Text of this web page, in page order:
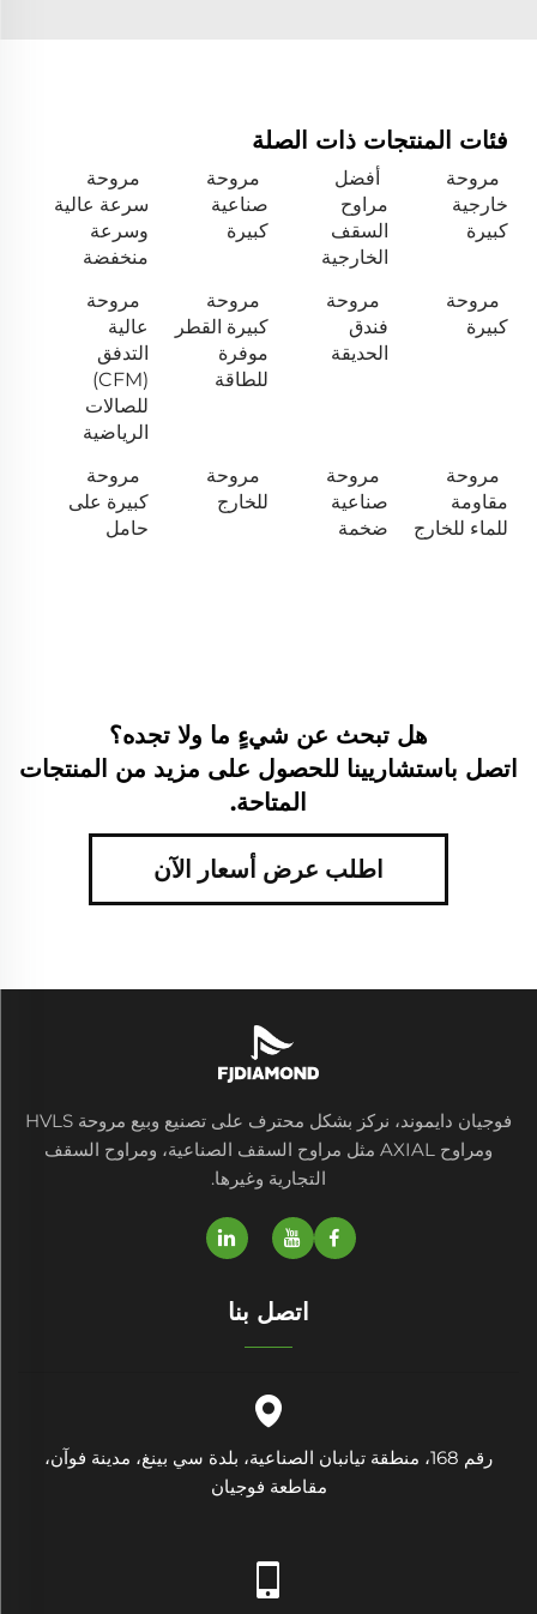
فئات المنتجات ذات الصلة
مروحة
خارجية
كبيرة
أفضل
مراوح
السقف
الخارجية
مروحة
صناعية
كبيرة
مروحة
سرعة عالية
وسرعة
منخفضة
مروحة
كبيرة
مروحة
فندق
الحديقة
مروحة
كبيرة القطر
موفرة
للطاقة
مروحة
عالية
التدفق
(CFM)
للصالات
الرياضية
مروحة
مقاومة
للماء للخارج
مروحة
صناعية
ضخمة
مروحة
للخارج
مروحة
كبيرة على
حامل
هل تبحث عن شيءٍ ما ولا تجده؟
اتصل باستشاريينا للحصول على مزيد من المنتجات
المتاحة.
اطلب عرض أسعار الآن
فوجيان دايموند، نركز بشكل محترف على تصنيع وبيع مروحة HVLS
ومراوح AXIAL مثل مراوح السقف الصناعية، ومراوح السقف
التجارية وغيرها.
اتصل بنا
رقم 168، منطقة تيانبان الصناعية، بلدة سي بينغ، مدينة فوآن،
مقاطعة فوجيان